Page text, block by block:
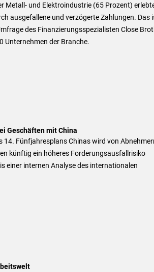
Metall- und Elektroindustrie (65 Prozent)
ausgefallene und verzögerte Zahlungen. Das
des Finanzierungsspezialisten Close
Unternehmen der Branche.
Geschäften mit China
14. Fünfjahresplans Chinas wird von
künftig ein höheres Forderungsausfallrisiko
einer internen Analyse des internationalen